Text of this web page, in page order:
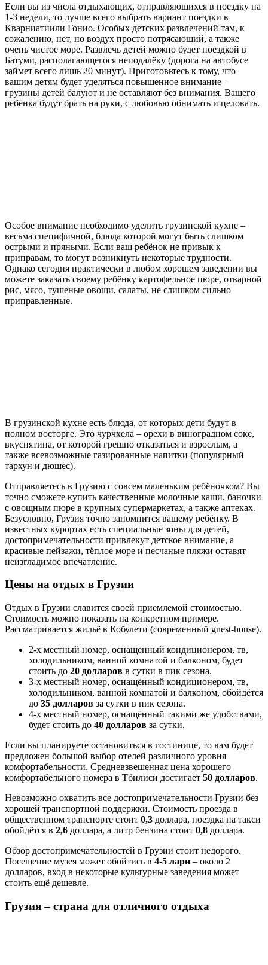
Если вы из числа отдыхающих, отправляющихся в поездку на
1-3 недели, то лучше всего выбрать вариант поездки в
Кварниатиили Гонио. Особых детских развлечений там, к
сожалению, нет, но воздух просто потрясающий, а также
очень чистое море. Развлечь детей можно будет поездкой в
Батуми, располагающегося неподалёку (дорога на автобусе
займет всего лишь 20 минут). Приготовьтесь к тому, что
вашим детям будет уделяться повышенное внимание –
грузины детей балуют и не оставляют без внимания. Вашего
ребёнка будут брать на руки, с любовью обнимать и целовать.
Особое внимание необходимо уделить грузинской кухне –
весьма специфичной, блюда которой могут быть слишком
острыми и пряными. Если ваш ребёнок не привык к
приправам, то могут возникнуть некоторые трудности.
Однако сегодня практически в любом хорошем заведении вы
можете заказать своему ребёнку картофельное пюре, отварной
рис, мясо, тушеные овощи, салаты, не слишком сильно
приправленные.
В грузинской кухне есть блюда, от которых дети будут в
полном восторге. Это чурчхела – орехи в виноградном соке,
вкуснятина, от которой грешно отказаться и взрослым, а
также всевозможные газированные напитки (популярный
тархун и дюшес).
Отправляетесь в Грузию с совсем маленьким ребёночком? Вы
точно сможете купить качественные молочные каши, баночки
с овощным пюре в крупных супермаркетах, а также аптеках.
Безусловно, Грузия точно запомнится вашему ребёнку. В
известных курортах есть специальные зоны для детей,
достопримечательности привлекут детское внимание, а
красивые пейзажи, тёплое море и песчаные пляжи оставят
неизгладимое впечатление.
Цены на отдых в Грузии
Отдых в Грузии славится своей приемлемой стоимостью.
Стоимость можно показать на конкретном примере.
Рассматривается жильё в Кобулети (современный guest-house).
2-х местный номер, оснащённый кондиционером, тв,
холодильником, ванной комнатой и балконом, будет
стоить до 20 долларов в сутки в пик сезона.
3-х местный номер, оснащённый кондиционером, тв,
холодильником, ванной комнатой и балконом, обойдётся
до 35 долларов за сутки в пик сезона.
4-х местный номер, оснащённый такими же удобствами,
будет стоить до 40 долларов за сутки.
Если вы планируете остановиться в гостинице, то вам будет
предложен большой выбор отелей различного уровня
комфортабельности. Средневзвешенная цена хорошего
комфортабельного номера в Тбилиси достигает 50 долларов.
Невозможно охватить все достопримечательности Грузии без
хорошей транспортной поддержки. Стоимость проезда в
общественном транспорте стоит 0,3 доллара, поездка на такси
обойдётся в 2,6 доллара, а литр бензина стоит 0,8 доллара.
Обзор достопримечательностей в Грузии стоит недорого.
Посещение музея может обойтись в 4-5 лари – около 2
долларов, вход в некоторые культурные заведения может
стоить ещё дешевле.
Грузия – страна для отличного отдыха